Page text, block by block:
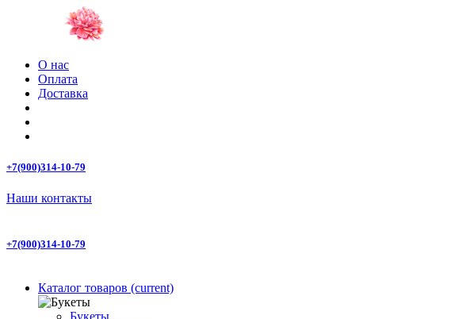
О нас
Оплата
Доставка
+7(900)314-10-79
Наши контакты
+7(900)314-10-79
Каталог товаров (current)
Букеты